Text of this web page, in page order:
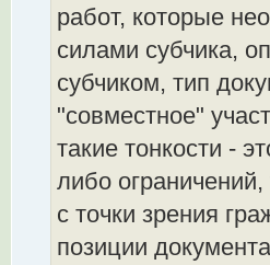
работ, которые
силами субчика,
субчиком, тип
"совместное"
такие тонкости -
либо
с точки зрения
позиции